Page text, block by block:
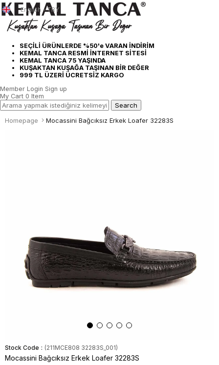
SEÇİLİ ÜRÜNLERDE %50'e VARAN İNDİRİM
KEMAL TANCA RESMİ İNTERNET SİTESİ
KEMAL TANCA 75 YAŞINDA
KUŞAKTAN KUŞAĞA TAŞINAN BİR DEĞER
999 TL ÜZERİ ÜCRETSİZ KARGO
English - TRY
Member Login Sign up
My Cart 0 Item
Homepage Mocassini Bağcıksız Erkek Loafer 32283S
Stock Code (211MCE808 32283S_001)
Mocassini Bağcıksız Erkek Loafer 32283S